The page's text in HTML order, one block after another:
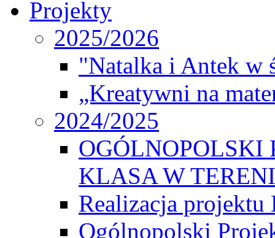
Projekty
2025/2026
"Natalka i Antek w
„Kreatywni na
2024/2025
OGÓLNOPOLSKI
KLASA W
Realizacja
Ogólnopolski